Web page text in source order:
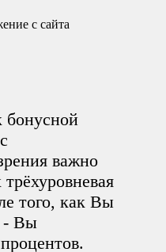
бонусной
важно
того, как Вы
- Вы